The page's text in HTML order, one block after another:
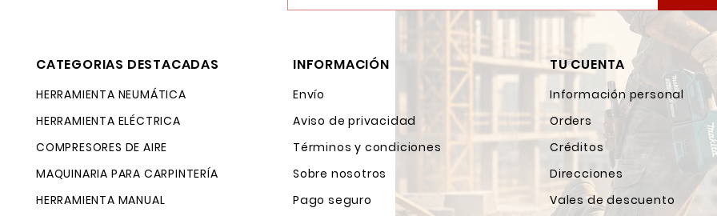
CATEGORIAS DESTACADAS
HERRAMIENTA NEUMÁTICA
HERRAMIENTA ELÉCTRICA
COMPRESORES DE AIRE
MAQUINARIA PARA CARPINTERÍA
HERRAMIENTA MANUAL
INFORMACIÓN
Envío
Aviso de privacidad
Términos y condiciones
Sobre nosotros
Pago seguro
TU CUENTA
Información personal
Orders
Créditos
Direcciones
Vales de descuento